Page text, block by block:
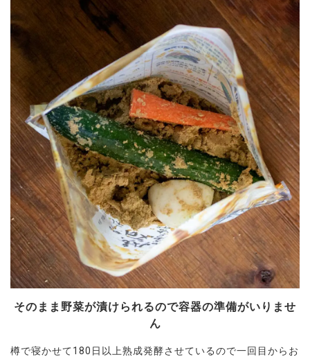
そのまま野菜が漬けられるので容器の準備がいりませ
ん
樽で寝かせて180日以上熟成発酵させているので一回目からお